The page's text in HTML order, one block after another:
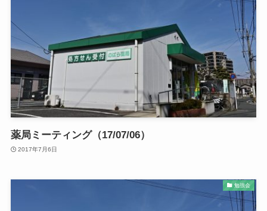
薬局ミーティング（17/07/06）
2017年7月6日
勉強会